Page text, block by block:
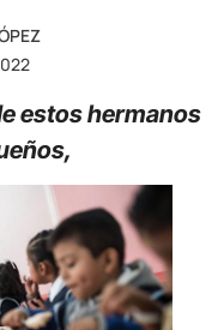
estos hermanos